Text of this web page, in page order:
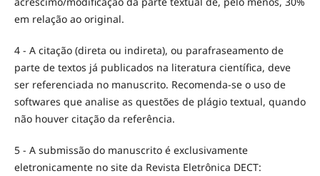
em relação ao original.
4 - A citação (direta ou indireta), ou parafraseamento de
parte de textos já publicados na literatura científica, deve
ser referenciada no manuscrito. Recomenda-se o uso de
softwares que analise as questões de plágio textual, quando
não houver citação da referência.
5 - A submissão do manuscrito é exclusivamente
eletronicamente no site da Revista Eletrônica DECT: